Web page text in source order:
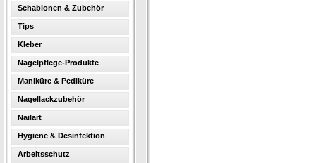
Schablonen & Zubehör
Tips
Kleber
Nagelpflege-Produkte
Maniküre & Pediküre
Nagellackzubehör
Nailart
Hygiene & Desinfektion
Arbeitsschutz